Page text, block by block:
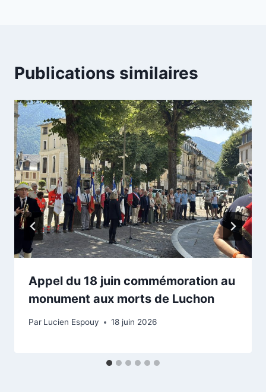
Publications similaires
Appel du 18 juin commémoration au
monument aux morts de Luchon
Par Lucien Espouy 18 juin 2026